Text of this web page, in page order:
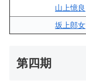
山上憶良
坂上郎女
第四期